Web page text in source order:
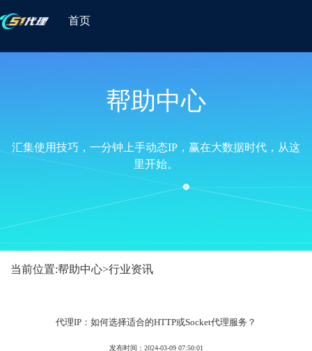
首页
帮助中心
汇集使用技巧，一分钟上手动态IP，赢在大数据时代，从这
里开始。
当前位置:帮助中心>行业资讯
代理IP：如何选择适合的HTTP或Socket代理服务？
发布时间：2024-03-09 07:50:01